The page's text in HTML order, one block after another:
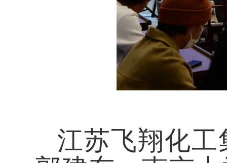
江苏飞翔化